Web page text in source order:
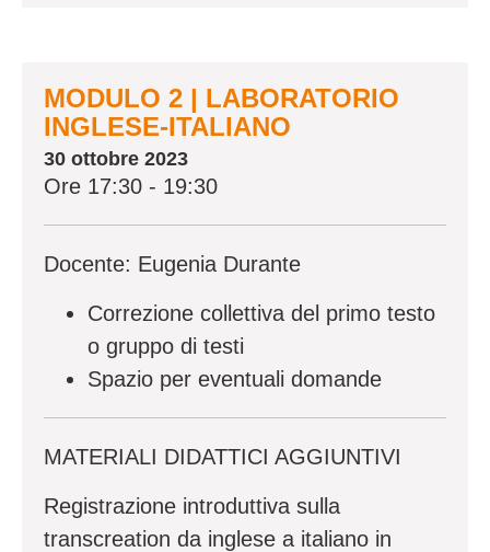
MODULO 2 | LABORATORIO
INGLESE-ITALIANO
30 ottobre 2023
Ore 17:30 - 19:30
Docente: Eugenia Durante
Correzione collettiva del primo testo
o gruppo di testi
Spazio per eventuali domande
MATERIALI DIDATTICI AGGIUNTIVI
Registrazione introduttiva sulla
transcreation da inglese a italiano in